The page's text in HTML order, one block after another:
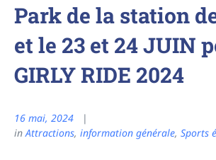
Park de la station
et le 23 et 24 JUIN
GIRLY RIDE 2024
16 mai, 2024
in Attractions, information générale, Sports